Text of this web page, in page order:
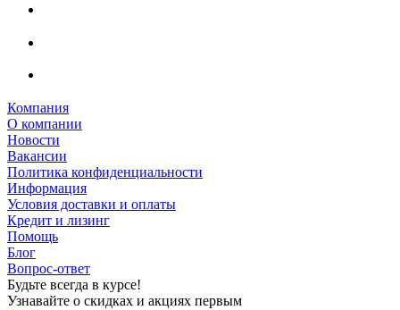
Компания
О компании
Новости
Вакансии
Политика конфиденциальности
Информация
Условия доставки и оплаты
Кредит и лизинг
Помощь
Блог
Вопрос-ответ
Будьте всегда в курсе!
Узнавайте о скидках и акциях первым